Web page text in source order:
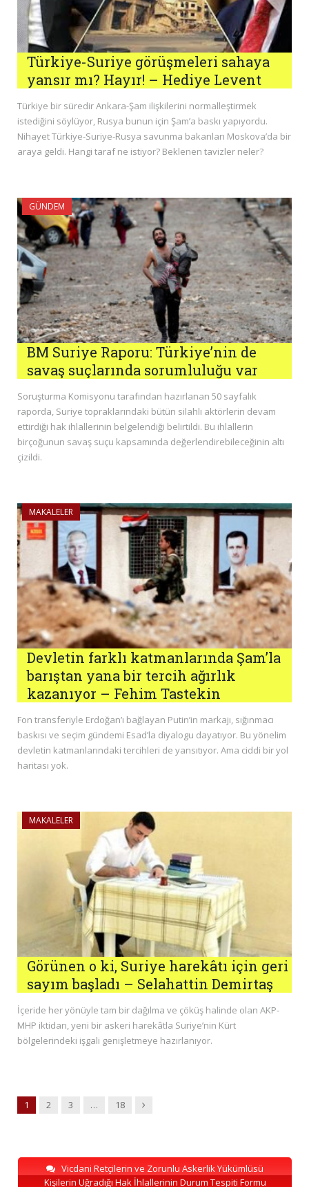
Türkiye-Suriye görüşmeleri sahaya
yansır mı? Hayır! – Hediye Levent
Türkiye bir süredir Ankara-Şam ilişkilerini normalleştirmek
istediğini söylüyor, Rusya bunun için Şam’a baskı yapıyordu.
Nihayet Türkiye-Suriye-Rusya savunma bakanları Moskova’da bir
araya geldi. Hangi taraf ne istiyor? Beklenen tavizler neler?
GÜNDEM
BM Suriye Raporu: Türkiye’nin de
savaş suçlarında sorumluluğu var
Soruşturma Komisyonu tarafından hazırlanan 50 sayfalık
raporda, Suriye topraklarındaki bütün silahlı aktörlerin devam
ettirdiği hak ihlallerinin belgelendiği belirtildi. Bu ihlallerin
birçoğunun savaş suçu kapsamında değerlendirebileceğinin altı
çizildi.
MAKALELER
Devletin farklı katmanlarında Şam’la
barıştan yana bir tercih ağırlık
kazanıyor – Fehim Tastekin
Fon transferiyle Erdoğan’ı bağlayan Putin’in markajı, sığınmacı
baskısı ve seçim gündemi Esad’la diyalogu dayatıyor. Bu yönelim
devletin katmanlarındaki tercihleri de yansıtıyor. Ama ciddi bir yol
haritası yok.
MAKALELER
Görünen o ki, Suriye harekâtı için geri
sayım başladı – Selahattin Demirtaş
İçeride her yönüyle tam bir dağılma ve çöküş halinde olan AKP-
MHP iktidarı, yeni bir askeri harekâtla Suriye’nin Kürt
bölgelerindeki işgali genişletmeye hazırlanıyor.
1 2 3 … 18 Next
Vicdani Retçilerin ve Zorunlu Askerlik Yükümlüsü
Kişilerin Uğradığı Hak İhlallerinin Durum Tespiti Formu